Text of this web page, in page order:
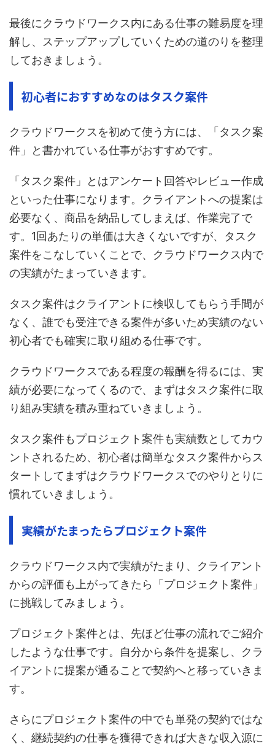
最後にクラウドワークス内にある仕事の難易度を理
解し、ステップアップしていくための道のりを整理
しておきましょう。
初心者におすすめなのはタスク案件
クラウドワークスを初めて使う方には、「タスク案
件」と書かれている仕事がおすすめです。
「タスク案件」とはアンケート回答やレビュー作成
といった仕事になります。クライアントへの提案は
必要なく、商品を納品してしまえば、作業完了で
す。1回あたりの単価は大きくないですが、タスク
案件をこなしていくことで、クラウドワークス内で
の実績がたまっていきます。
タスク案件はクライアントに検収してもらう手間が
なく、誰でも受注できる案件が多いため実績のない
初心者でも確実に取り組める仕事です。
クラウドワークスである程度の報酬を得るには、実
績が必要になってくるので、まずはタスク案件に取
り組み実績を積み重ねていきましょう。
タスク案件もプロジェクト案件も実績数としてカウ
ントされるため、初心者は簡単なタスク案件からス
タートしてまずはクラウドワークスでのやりとりに
慣れていきましょう。
実績がたまったらプロジェクト案件
クラウドワークス内で実績がたまり、クライアント
からの評価も上がってきたら「プロジェクト案件」
に挑戦してみましょう。
プロジェクト案件とは、先ほど仕事の流れでご紹介
したような仕事です。自分から条件を提案し、クラ
イアントに提案が通ることで契約へと移っていきま
す。
さらにプロジェクト案件の中でも単発の契約ではな
く、継続契約の仕事を獲得できれば大きな収入源に